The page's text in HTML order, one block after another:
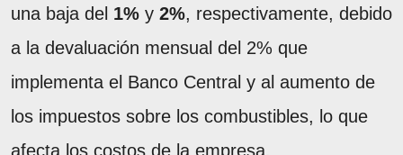
una baja del 1% y 2%, respectivamente, debido
a la devaluación mensual del 2% que
implementa el Banco Central y al aumento de
los impuestos sobre los combustibles, lo que
afecta los costos de la empresa.